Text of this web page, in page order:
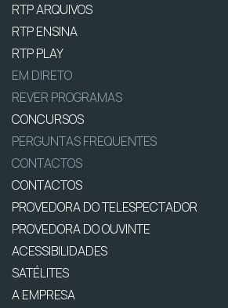
RTP ARQUIVOS
RTP ENSINA
RTP PLAY
EM DIRETO
REVER PROGRAMAS
CONCURSOS
PERGUNTAS FREQUENTES
CONTACTOS
CONTACTOS
PROVEDORA DO TELESPECTADOR
PROVEDORA DO OUVINTE
ACESSIBILIDADES
SATÉLITES
A EMPRESA